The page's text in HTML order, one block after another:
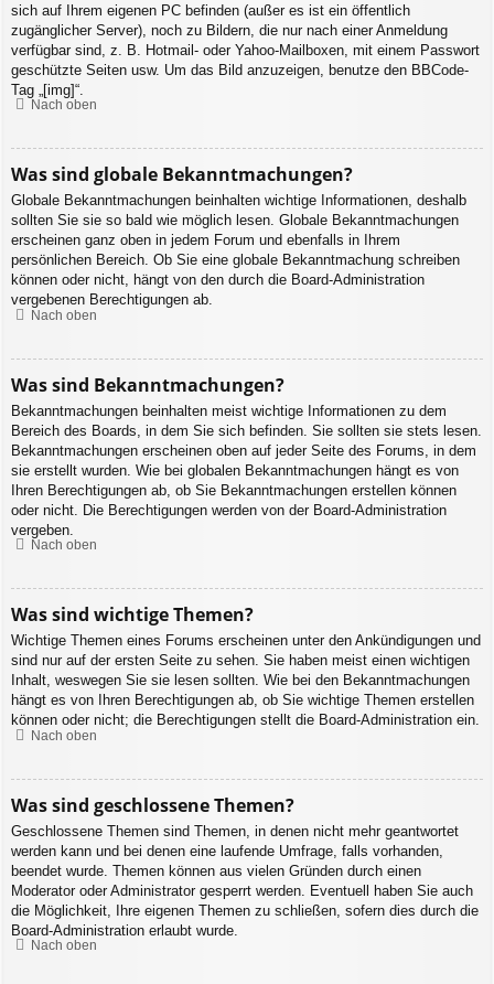
sich auf Ihrem eigenen PC befinden (außer es ist ein öffentlich
zugänglicher Server), noch zu Bildern, die nur nach einer Anmeldung
verfügbar sind, z. B. Hotmail- oder Yahoo-Mailboxen, mit einem Passwort
geschützte Seiten usw. Um das Bild anzuzeigen, benutze den BBCode-
Tag „[img]“.
Nach oben
Was sind globale Bekanntmachungen?
Globale Bekanntmachungen beinhalten wichtige Informationen, deshalb
sollten Sie sie so bald wie möglich lesen. Globale Bekanntmachungen
erscheinen ganz oben in jedem Forum und ebenfalls in Ihrem
persönlichen Bereich. Ob Sie eine globale Bekanntmachung schreiben
können oder nicht, hängt von den durch die Board-Administration
vergebenen Berechtigungen ab.
Nach oben
Was sind Bekanntmachungen?
Bekanntmachungen beinhalten meist wichtige Informationen zu dem
Bereich des Boards, in dem Sie sich befinden. Sie sollten sie stets lesen.
Bekanntmachungen erscheinen oben auf jeder Seite des Forums, in dem
sie erstellt wurden. Wie bei globalen Bekanntmachungen hängt es von
Ihren Berechtigungen ab, ob Sie Bekanntmachungen erstellen können
oder nicht. Die Berechtigungen werden von der Board-Administration
vergeben.
Nach oben
Was sind wichtige Themen?
Wichtige Themen eines Forums erscheinen unter den Ankündigungen und
sind nur auf der ersten Seite zu sehen. Sie haben meist einen wichtigen
Inhalt, weswegen Sie sie lesen sollten. Wie bei den Bekanntmachungen
hängt es von Ihren Berechtigungen ab, ob Sie wichtige Themen erstellen
können oder nicht; die Berechtigungen stellt die Board-Administration ein.
Nach oben
Was sind geschlossene Themen?
Geschlossene Themen sind Themen, in denen nicht mehr geantwortet
werden kann und bei denen eine laufende Umfrage, falls vorhanden,
beendet wurde. Themen können aus vielen Gründen durch einen
Moderator oder Administrator gesperrt werden. Eventuell haben Sie auch
die Möglichkeit, Ihre eigenen Themen zu schließen, sofern dies durch die
Board-Administration erlaubt wurde.
Nach oben